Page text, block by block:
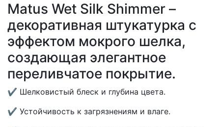
Matus Wet Silk Shimmer –
декоративная штукатурка с
эффектом мокрого шелка,
создающая элегантное
переливчатое покрытие.
✔ Шелковистый блеск и глубина цвета.
✔ Устойчивость к загрязнениям и влаге.